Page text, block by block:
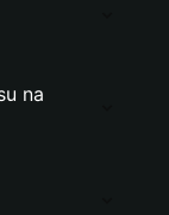
na